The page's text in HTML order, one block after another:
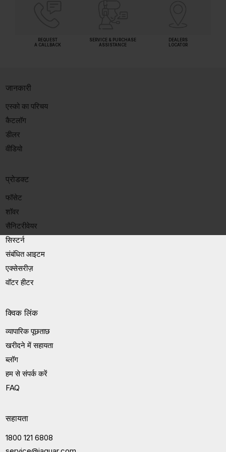
REQUEST
A CALLBACK
SERVICE & PURCHASE
ASSISTANCE
DEALERS
LOCATOR
जानकारी
एस्को का परिचय
कैटलॉग
डीलर
वीडियो
प्रोडक्ट
फॉसेट
शॉवर
सैनिटरीवेयर
सिस्टर्न
संबंधित आइटम
एक्सेसरीज़
वॉटर हीटर
क्विक लिंक
व्यापारिक पूछताछ
खरीदने में सहायता
ब्लॉग
हम से संपर्क करें
FAQ
सहायता
1800 121 6808